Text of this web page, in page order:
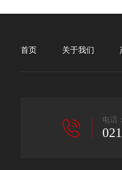
首页 关于我们
电话